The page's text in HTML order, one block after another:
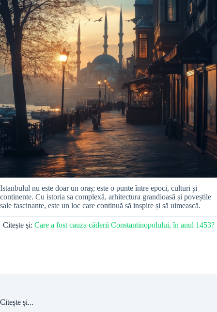
Istanbulul nu este doar un oraș; este o punte între epoci, culturi și
continente. Cu istoria sa complexă, arhitectura grandioasă și poveștile
sale fascinante, este un loc care continuă să inspire și să uimească.
Citește și: Care a fost cauza căderii Constantinopolului, în anul 1453?
Citește și...